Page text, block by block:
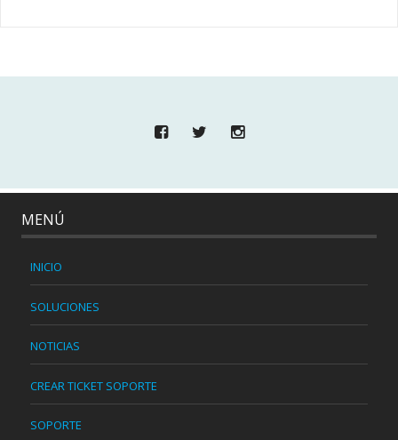
MENÚ
INICIO
SOLUCIONES
NOTICIAS
CREAR TICKET SOPORTE
SOPORTE